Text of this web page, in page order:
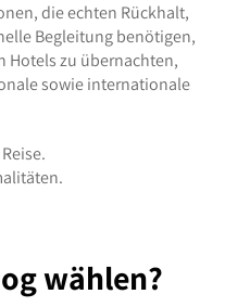
die echten Rückhalt,
Begleitung benötigen,
Hotels zu übernachten,
sowie internationale
wählen?